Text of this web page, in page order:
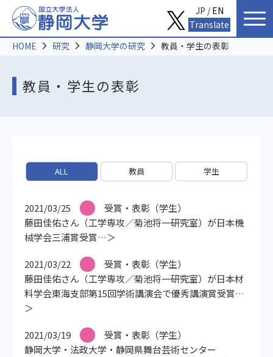
教員・学生の表彰
HOME 研究 静岡大学の研究 教員・学生の表彰
ALL 教員 学生
2021/03/25
受賞・表彰（学生）
藤田佳佑さん（工学専攻／菊池将一研究室）が日本機
械学会三浦賞受賞
2021/03/22
受賞・表彰（学生）
藤田佳佑さん（工学専攻／菊池将一研究室）が日本材
料学会東海支部第15回学術講演会で優秀講演賞受賞
2021/03/19
受賞・表彰（学生）
静岡大学・法政大学・静岡県舞台芸術センター
JP /EN
Translate